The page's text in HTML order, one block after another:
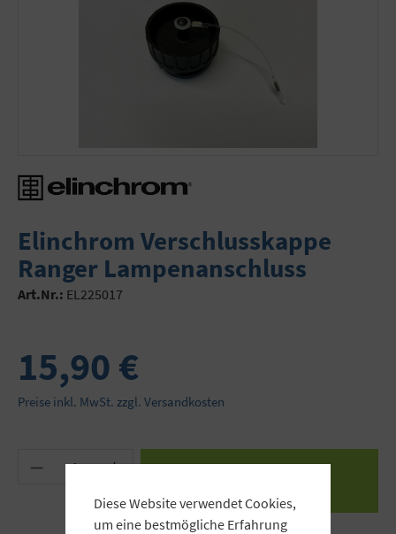
Elinchrom Verschlusskappe
Ranger Lampenanschluss
Art.Nr.: EL225017
15,90 €
Preise inkl. MwSt. zzgl. Versandkosten
Produkt Anzahl: Gib den gewünschten Wert
Diese Website verwendet Cookies,
um eine bestmögliche Erfahrung